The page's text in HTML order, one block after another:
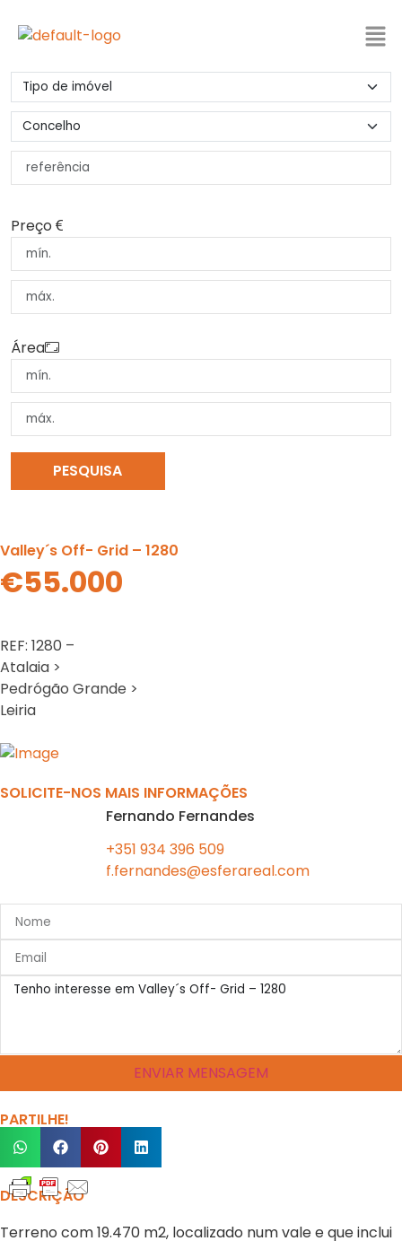
Preço
Área
PESQUISA
Valley´s Off- Grid – 1280
€55.000
REF: 1280 –
Atalaia >
Pedrógão Grande >
Leiria
Previous
SOLICITE-NOS MAIS INFORMAÇÕES
Fernando Fernandes
+351 934 396 509
f.fernandes@esferareal.com
ENVIAR MENSAGEM
PARTILHE!
DESCRIÇÃO
Terreno com 19.470 m2, localizado num vale e que inclui